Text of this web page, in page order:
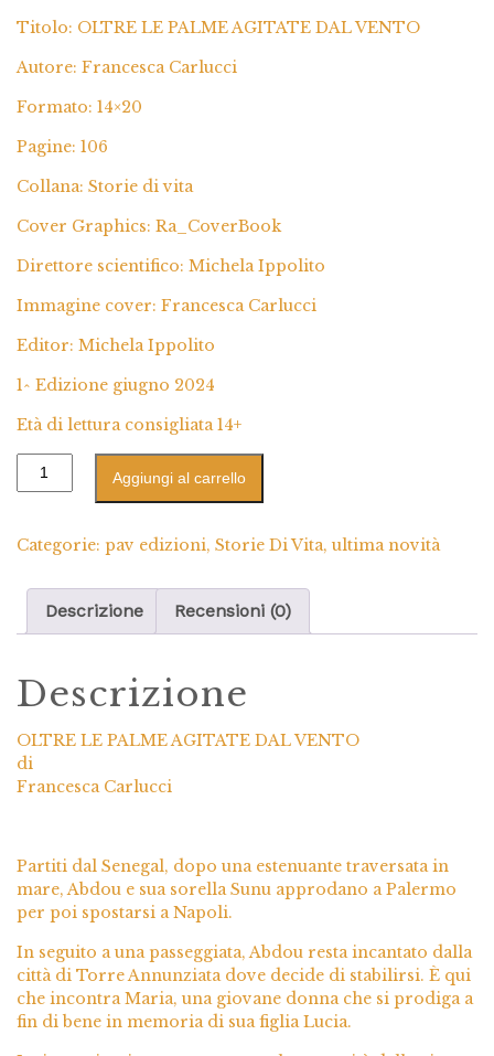
Titolo: OLTRE LE PALME AGITATE DAL VENTO
Autore: Francesca Carlucci
Formato: 14×20
Pagine: 106
Collana: Storie di vita
Cover Graphics: Ra_CoverBook
Direttore scientifico: Michela Ippolito
Immagine cover: Francesca Carlucci
Editor: Michela Ippolito
1^ Edizione giugno 2024
Età di lettura consigliata 14+
Aggiungi al carrello
Categorie: pav edizioni, Storie Di Vita, ultima novità
Descrizione Recensioni (0)
Descrizione
OLTRE LE PALME AGITATE DAL VENTO
di
Francesca Carlucci
Partiti dal Senegal, dopo una estenuante traversata in
mare, Abdou e sua sorella Sunu approdano a Palermo
per poi spostarsi a Napoli.
In seguito a una passeggiata, Abdou resta incantato dalla
città di Torre Annunziata dove decide di stabilirsi. È qui
che incontra Maria, una giovane donna che si prodiga a
fin di bene in memoria di sua figlia Lucia.